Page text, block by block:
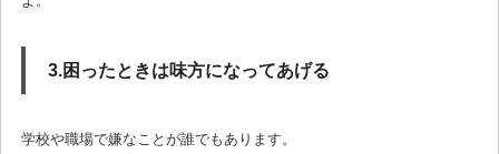
3.困ったときは味方になってあげる
学校や職場で嫌なことが誰でもあります。